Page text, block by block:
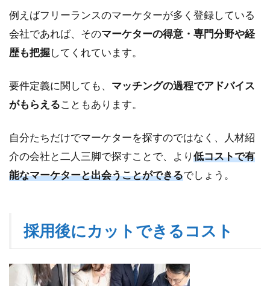
例えばフリーランスのマーケターが多く登録している
会社であれば、そのマーケターの得意・専門分野や経
歴も把握してくれています。
要件定義に関しても、 マッチングの過程でアドバイス
がもらえることもあります。
自分たちだけでマーケターを探すのではなく、人材紹
介の会社と二人三脚で探すことで、より低コストで有
能なマーケターと出会うことができるでしょう。
採用後にカットできるコスト